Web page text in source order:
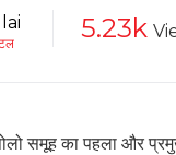
5.23k
समूह का पहला और